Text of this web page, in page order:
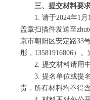
三、提交材料要
1. 请于2024年1月
盖章扫描件发送至
京市朝阳区安定路33
彤，13581916806）。
2. 提交材料请用中
3. 提名单位或提名
责，所有材料均不得